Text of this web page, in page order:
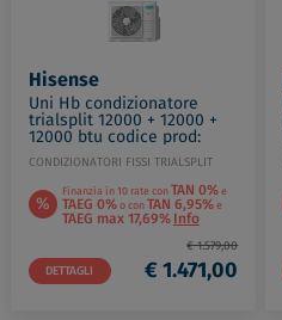
Hisense
Uni Hb condizionatore
trialsplit 12000 + 12000 +
12000 btu codice prod:
HB35XU0AG(3)
3AMW72U4RJC
CONDIZIONATORI FISSI TRIALSPLIT
% Finanzia in 10 rate conTAN 0%e
TAEG 0%o conTAN 6,95%e
TAEG max 17,69%Info
DETTAGLI
€ 1.579,00
€ 1.471,00